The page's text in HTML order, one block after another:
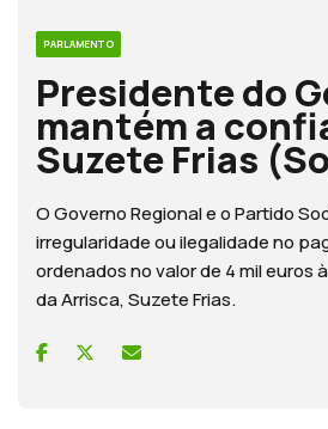
PARLAMENTO
Presidente do
mantém a
Suzete Frias
O Governo Regional e o Partido
irregularidade ou ilegalidade no
ordenados no valor de 4 mil euros
da Arrisca, Suzete Frias.